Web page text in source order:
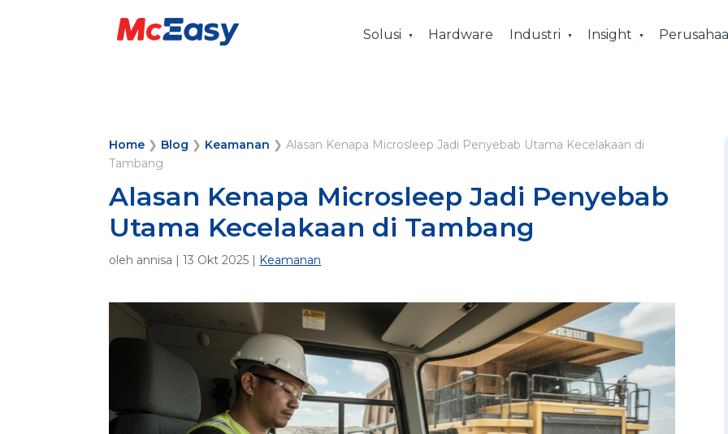
Solusi Hardware Industri Insight
Home ❯ Blog ❯ Keamanan ❯Alasan Kenapa Microsleep Jadi Penyebab Utama Kecelakaan di
Tambang
Alasan Kenapa Microsleep Jadi Penyebab
Utama Kecelakaan di Tambang
oleh annisa |13 Okt 2025 | Keamanan